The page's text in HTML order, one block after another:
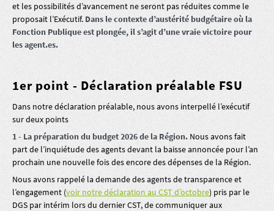
et les possibilités d’avancement ne seront pas réduites comme le
proposait l’Exécutif. Dans le contexte d’austérité budgétaire où la
Fonction Publique est plongée, il s’agit d’une vraie victoire pour
les agent.es.
1er point - Déclaration préalable FSU
Dans notre déclaration préalable, nous avons interpellé l’exécutif
sur deux points
1 - La préparation du budget 2026 de la Région. Nous avons fait
part de l’inquiétude des agents devant la baisse annoncée pour l’an
prochain une nouvelle fois des encore des dépenses de la Région.
Nous avons rappelé la demande des agents de transparence et
l’engagement (voir notre déclaration au CST d’octobre) pris par le
DGS par intérim lors du dernier CST, de communiquer aux